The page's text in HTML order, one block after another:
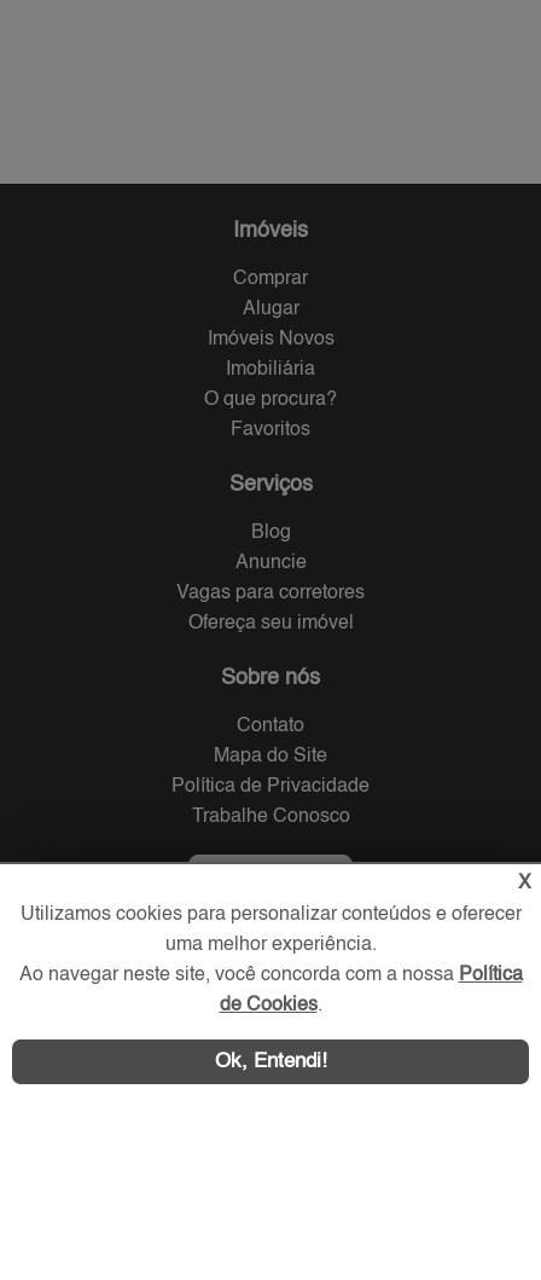
Imóveis
Comprar
Alugar
Imóveis Novos
Imobiliária
O que procura?
Favoritos
Serviços
Blog
Anuncie
Vagas para corretores
Ofereça seu imóvel
Sobre nós
Contato
Mapa do Site
Política de Privacidade
Trabalhe Conosco
Redes Sociais
X
Utilizamos cookies para personalizar conteúdos e oferecer
uma melhor experiência.
Ao navegar neste site, você concorda com a nossa Política
de Cookies.
Ok, Entendi!